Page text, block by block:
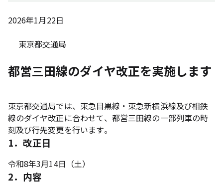
2026年1月22日
東京都交通局
都営三田線のダイヤ改正を実施します
東京都交通局では、東急目黒線・東急新横浜線及び相鉄
線のダイヤ改正に合わせて、都営三田線の一部列車の時
刻及び行先変更を行います。
1．改正日
令和8年3月14日（土）
2．内容